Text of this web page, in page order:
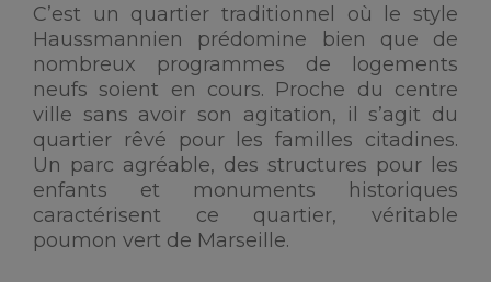
C’est un quartier traditionnel où le style
Haussmannien prédomine bien que de
nombreux programmes de logements
neufs soient en cours. Proche du centre
ville sans avoir son agitation, il s’agit du
quartier rêvé pour les familles citadines.
Un parc agréable, des structures pour les
enfants et monuments historiques
caractérisent ce quartier, véritable
poumon vert de Marseille.